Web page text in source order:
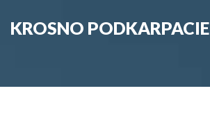
KROSNO PODKARPACIE